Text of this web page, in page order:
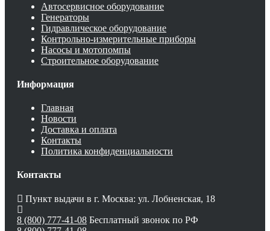
Автосервисное оборудование
Генераторы
Гидравлическое оборудование
Контрольно-измерительные приборы
Насосы и мотопомпы
Строительное оборудование
Информация
Главная
Новости
Доставка и оплата
Контакты
Политика конфиденциальности
Контакты
Пункт выдачи в г. Москва: ул. Лобненская, 18
8 (800) 777-41-08 Бесплатный звонок по РФ